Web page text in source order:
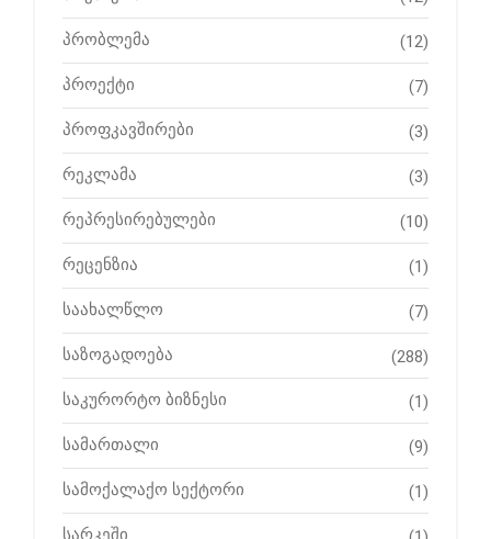
პრობლემა (12)
პროექტი (7)
პროფკავშირები (3)
რეკლამა (3)
რეპრესირებულები (10)
რეცენზია (1)
საახალწლო (7)
საზოგადოება (288)
საკურორტო ბიზნესი (1)
სამართალი (9)
სამოქალაქო სექტორი (1)
სარკეში